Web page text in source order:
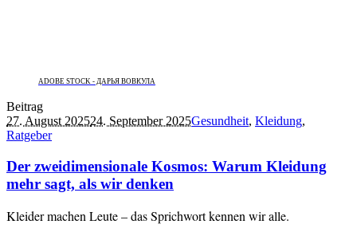
ADOBE STOCK - ДАРЬЯ ВОВКУЛА
Beitrag
27. August 202524. September 2025Gesundheit, Kleidung,
Ratgeber
Der zweidimensionale Kosmos: Warum Kleidung
mehr sagt, als wir denken
Kleider machen Leute – das Sprichwort kennen wir alle.